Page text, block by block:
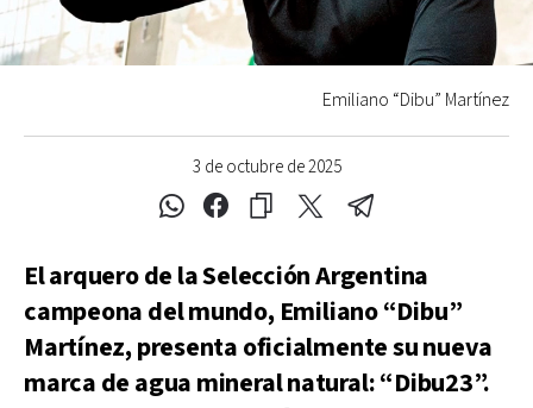
3 de octubre de 2025
Emiliano “Dibu” Martínez
El arquero de la Selección Argentina
campeona del mundo, Emiliano “Dibu”
Martínez, presenta oficialmente su nueva
marca de agua mineral natural: “Dibu23”.